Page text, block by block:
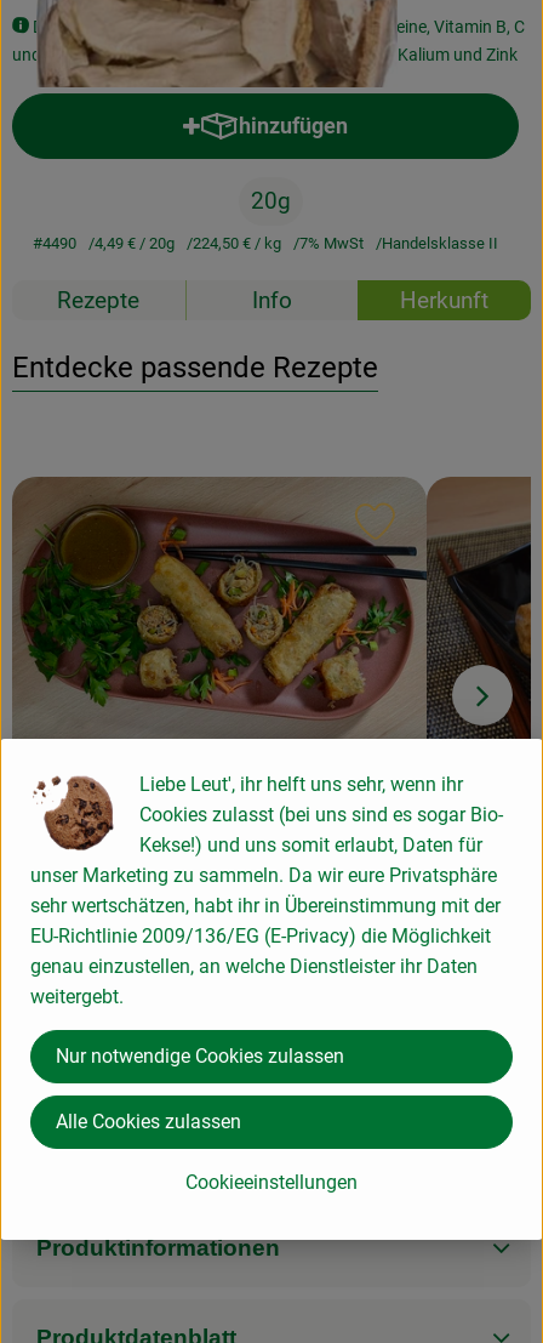
Veranstaltungen
Der König der Heilpilze enthält Ballaststoffe, Proteine, Vitamin B, C
und die Vitamin-D-Vorstufe Ergosterol, sowie Eisen, Kalium und Zink
hinzufügen
Produkt zum Warenkorb
20g
#4490 4,49 € / 20g 224,50 € / kg 7% MwSt Handelsklasse II
Rezepte Info Herkunft
Entdecke passende Rezepte
Vietnamesische Frühlingsrollen - Nem
Ran Ha Noi
Schwierigkeit:
mittel 7Zutaten
Rezept zu
Reis mit
Info
Der König der Heilpilze enthält Ballaststoffe, Proteine,
Vitamin B, C und die Vitamin-D-Vorstufe Ergosterol, sowie
Eisen, Kalium und Zink
Produktinformationen
Produktdatenblatt
Liebe Leut', ihr helft uns sehr, wenn ihr
Cookies zulasst (bei uns sind es sogar Bio-
Kekse!) und uns somit erlaubt, Daten für
unser Marketing zu sammeln. Da wir eure Privatsphäre
sehr wertschätzen, habt ihr in Übereinstimmung mit der
EU-Richtlinie 2009/136/EG (E-Privacy) die Möglichkeit
genau einzustellen, an welche Dienstleister ihr Daten
weitergebt.
Cookieeinstellungen
Nur notwendige Cookies zulassen
Alle Cookies zulassen